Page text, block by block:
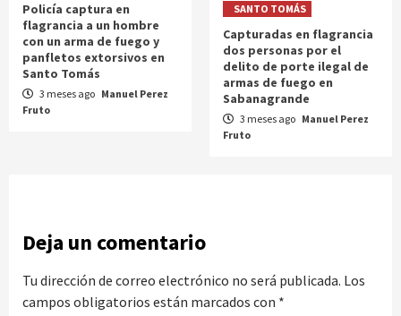
Policía captura en
flagrancia a un hombre
con un arma de fuego y
panfletos extorsivos en
Santo Tomás
3 meses ago Manuel Perez
Fruto
SANTO TOMÁS
Capturadas en flagrancia
dos personas por el
delito de porte ilegal de
armas de fuego en
Sabanagrande
3 meses ago Manuel Perez
Fruto
Deja un comentario
Tu dirección de correo electrónico no será publicada. Los
campos obligatorios están marcados con *